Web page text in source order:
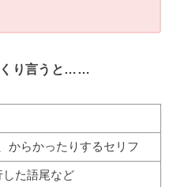
くり言うと……
からかったりするセリフ
した語尾など